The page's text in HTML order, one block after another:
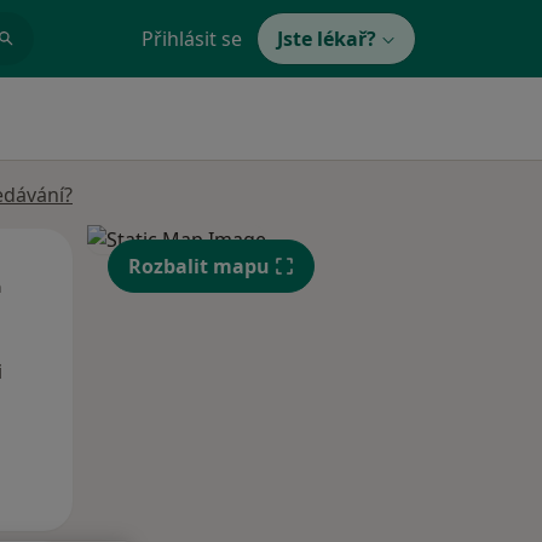
Přihlásit se Jste lékař?
St Čt
13 Srpen
Rozbalit mapu